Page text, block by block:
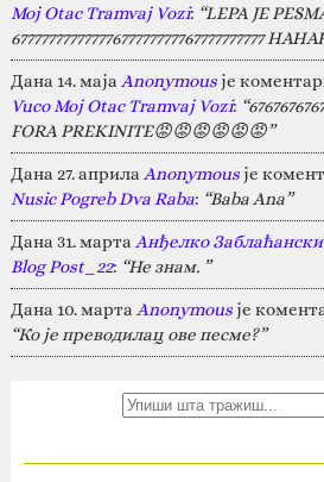
Moj Otac Tramvaj Vozi: “LEPA JE
67777777777777677777777767777777777
Дана 14. маја Anonymousје
Vuco Moj Otac Tramvaj Vozi:
FORA PREKINITE😡😡😡😡😡😡”
Дана 27. априла Anonymousје
Nusic Pogreb Dva Raba: “Baba Ana”
Дана 31. марта Анђелко Заблаћански
Blog Post_22: “Не знам. ”
Дана 10. марта Anonymousје
“Ко је преводилац ове песме?”